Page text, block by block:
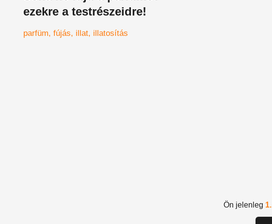
ezekre a testrészeidre!
parfüm fújás illat illatosítás
Ön jelenleg 1.